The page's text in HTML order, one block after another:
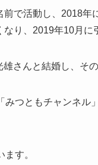
で活動し、2018
り、2019年10月に
さんと結婚し、そ
つともチャンネル
す。